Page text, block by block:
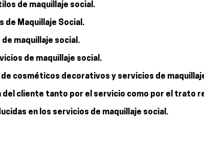
de maquillaje social.
de Maquillaje Social.
maquillaje social.
de maquillaje social.
cosméticos decorativos y servicios de
del cliente tanto por el servicio como por el trato
en los servicios de maquillaje social.